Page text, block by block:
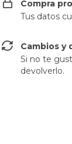
Compra
Tus datos
Cambios y
Si no te
devolverlo.